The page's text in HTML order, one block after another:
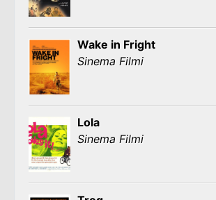
Wake in Fright
Sinema Filmi
Lola
Sinema Filmi